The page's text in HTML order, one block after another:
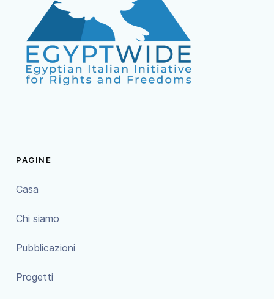
PAGINE
Casa
Chi siamo
Pubblicazioni
Progetti